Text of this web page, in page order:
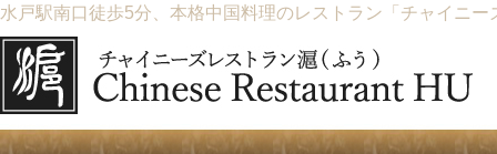
水戸駅南口徒歩5分、本格中国料理のレストラン「チャイニ